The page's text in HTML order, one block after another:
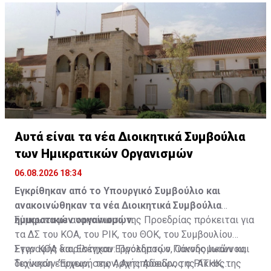
Πρόεδρος και τα μέλη του συμβουλίου του
Πηγή: ΚΥΠΕ
Αυτά είναι τα νέα Διοικητικά Συμβούλια
των Ημικρατικών Οργανισμών
06.08.2026 18:34
Εγκρίθηκαν από το Υπουργικό Συμβούλιο και
ανακοινώθηκαν τα νέα Διοικητικά Συμβούλια
ημικρατικών οργανισμών.
Σύμφωνα με ανακοίνωση της Προεδρίας πρόκειται για
τα ΔΣ του ΚΟΑ, του ΡΙΚ, του ΘΟΚ, του Συμβουλίου
Εγγραφής και Ελέγχου Εργοληπτών, Οικοδομικών και
Τεχνικών ‘Έργων, της Αρχής Αδειών, της ΑΤΗΚ, της
Στον ΚΟΑ διορίστηκαν: Πρόεδρος ο Γιάννης Ιωάννου,
διοίκηση επιχειρήσεων, Αντιπρόεδρος ο Ρίκκος